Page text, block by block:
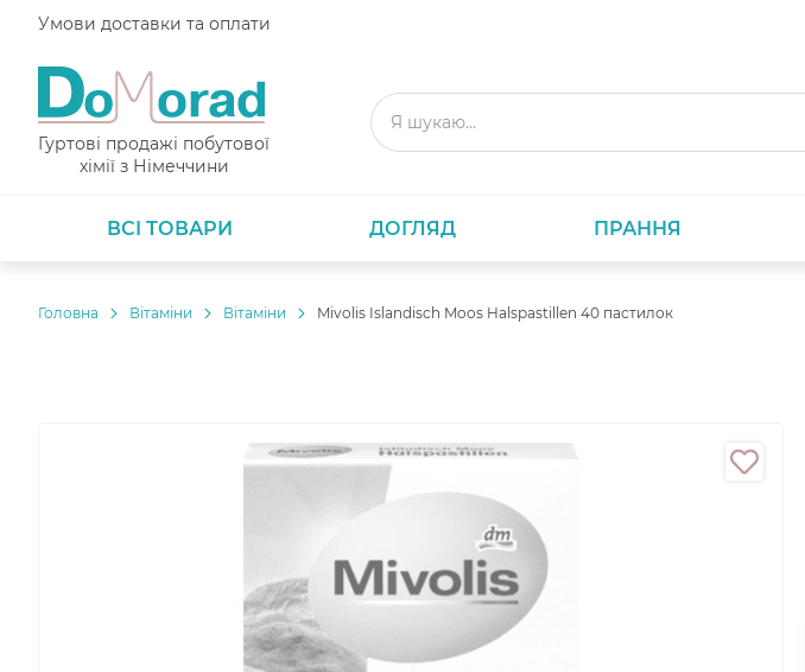
Умови доставки та оплати
Гуртові продажі побутової
хімії з Німеччини
ВСІ ТОВАРИ ДОГЛЯД ПРАННЯ
Головнa Вітаміни Вітаміни Mivolis Islandisch Moos Halspastillen 40 пастилок